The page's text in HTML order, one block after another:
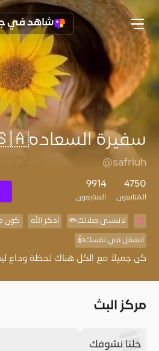
شاهد في
سفيرة السعاده🇸🇦🌸
@safriuh
4750
المُتابعون
9914
المتابعون
لاتنسى صلاتك✏️ اذكر الله كون
انشغل في نفسك👍
كن جميلاً مع الكل هناك لحظة وداع
مركز البث
خلنا نشوفك